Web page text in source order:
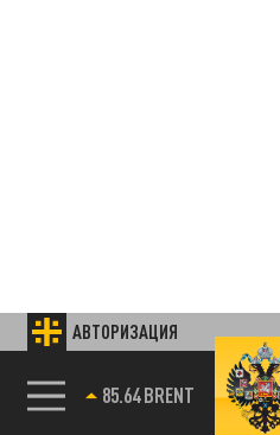
АВТОРИЗАЦИЯ
85.64 BRENT